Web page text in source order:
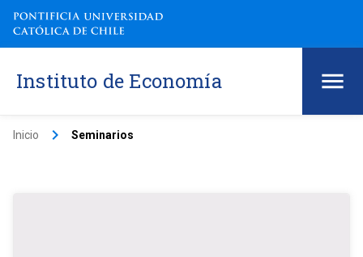
Instituto de Economía
Inicio keyboard_arrow_right Seminarios